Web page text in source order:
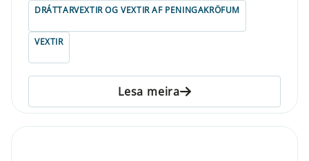
DRÁTTARVEXTIR OG VEXTIR AF PENINGAKRÖFUM
VEXTIR
Lesa meira